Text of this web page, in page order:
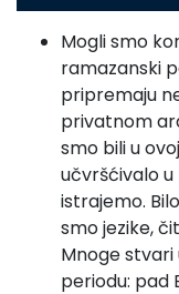
Mogli smo
ramazanski
pripremaju
privatnom
smo bili u
učvršćivalo u
istrajemo.
smo jezike,
Mnoge stvari
periodu: pad